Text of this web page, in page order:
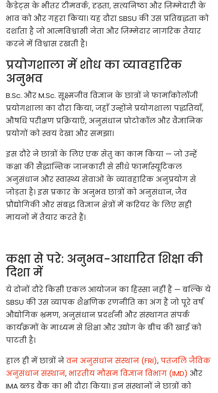
कैडेट्सकेभीतरटीमवर्क,दृढ़ता,सत्यनिष्ठाऔरज़िम्मेदारीके
भावकोऔरगहराकिया।यहदौराSBSU कीउसप्रतिबद्धताको
दर्शाताहैजोआत्मविश्वासीनेताऔरज़िम्मेदारनागरिकतैयार
करनेमेंविश्वासरखतीहै।
प्रयोगशालामें शोधकाव्यावहारिक
अनुभव
B.Sc. औरM.Sc. सूक्ष्मजीवविज्ञानकेछात्रोंनेफार्माकोलॉजी
प्रयोगशालाकादौराकिया,जहाँउन्होंनेप्रयोगशालापद्धतियाँ,
औषधिपरीक्षणप्रक्रियाएँ, अनुसंधानप्रोटोकॉलऔरवैज्ञानिक
प्रयोगोंकोस्वयंदेखाऔरसमझा।
इसदौरेनेछात्रोंकेलिएएकसेतुकाकामकिया — जोउन्हें
कक्षाकीसैद्धान्तिकजानकारीसेसीधेफार्मास्यूटिकल
अनुसंधानऔरस्वास्थ्यसेवाओंकेव्यावहारिक अनुप्रयोगसे
जोड़ताहै।इसप्रकारके अनुभवछात्रोंको अनुसंधान,जैव
प्रौद्योगिकीऔरसंबद्धविज्ञान क्षेत्रोंमेंकरियरकेलिएसही
मायनोंमेंतैयारकरतेहैं।
कक्षासेपरे: अनुभव-आधारितशिक्षाकी
दिशामें
येदोनोंदौरेकिसीएकलआयोजनकाहिस्सानहींहैं — बल्किये
SBSU कीउसव्यापक शैक्षणिकरणनीतिका अंगहैंजोपूरेवर्ष
औद्योगिक भ्रमण, अनुसंधानप्रदर्शनीऔरसंस्थागतसंपर्क
कार्यक्रमोंकेमाध्यमसेशिक्षाऔरउद्योगकेबीचकीखाईको
पाटतीहै।
हालहीमेंछात्रोंनेवन अनुसंधानसंस्थान (FRI),पतंजलिजैविक
अनुसंधानसंस्थान,भारतीयमौसमविज्ञानविभाग (IMD) और
IMAब्लडबैंककाभीदौराकिया।इनसंस्थानोंनेछात्रोंको